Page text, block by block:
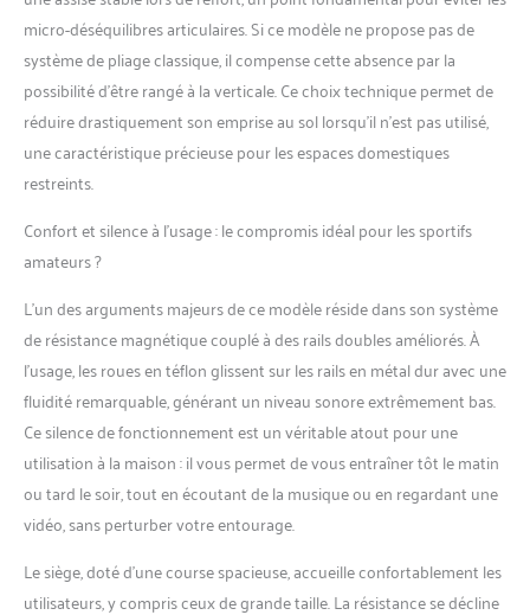
fluide et silencieux. Le
rameur domestique Q1S
vous permet de vous
entraîner sans déranger
votre famille. Conception à
double rail pour une
utilisation fluide et
imite celle d'un rameur en
modèles à rail unique et
empêchant efficacement
le basculement pendant
l'aviron. Avec une capacité
de charge maximale de
158 kg, davantage
d'utilisateurs peuvent
atteindre leurs objectifs
d'entraînement et de
remise en forme optimaux.
micro-déséquilibres articulaires. Si ce modèle ne propose pas de
système de pliage classique, il compense cette absence par la
possibilité d’être rangé à la verticale. Ce choix technique permet de
réduire drastiquement son emprise au sol lorsqu’il n’est pas utilisé,
une caractéristique précieuse pour les espaces domestiques
restreints.
Confort et silence à l’usage : le compromis idéal pour les sportifs
amateurs ?
L’un des arguments majeurs de ce modèle réside dans son système
de résistance magnétique couplé à des rails doubles améliorés. À
l’usage, les roues en téflon glissent sur les rails en métal dur avec une
fluidité remarquable, générant un niveau sonore extrêmement bas.
Ce silence de fonctionnement est un véritable atout pour une
utilisation à la maison : il vous permet de vous entraîner tôt le matin
ou tard le soir, tout en écoutant de la musique ou en regardant une
vidéo, sans perturber votre entourage.
Le siège, doté d’une course spacieuse, accueille confortablement les
utilisateurs, y compris ceux de grande taille. La résistance se décline